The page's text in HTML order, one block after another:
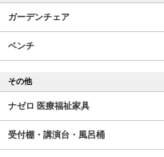
ガーデンチェア
ベンチ
その他
ナゼロ 医療福祉家具
受付棚・講演台・風呂桶